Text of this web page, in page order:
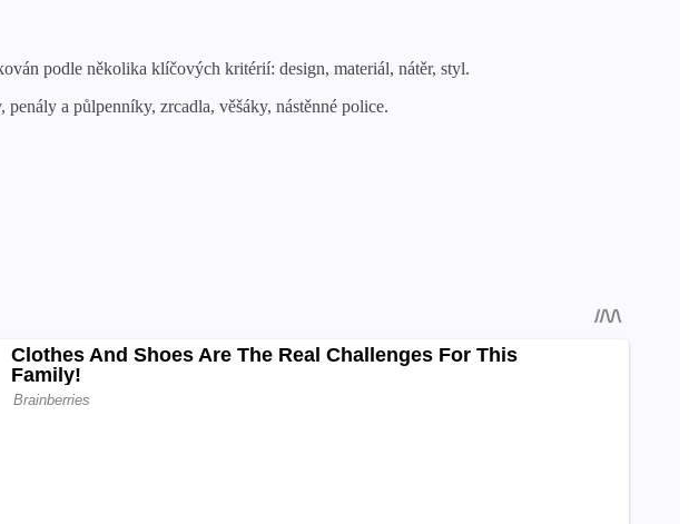
podle několika klíčových kritérií: design, materiál, nátěr, styl.
a půlpenníky, zrcadla, věšáky, nástěnné police.